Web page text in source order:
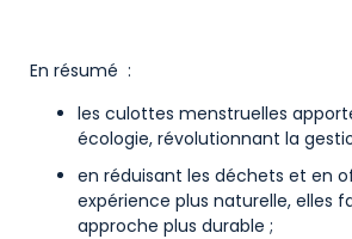
En résumé :
les culottes menstruelles
écologie, révolutionnant la
en réduisant les déchets et en
expérience plus naturelle, elles
approche plus durable ;